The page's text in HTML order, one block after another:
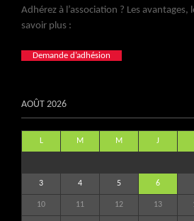
Adhérez à l’association ? Les
savoir plus :
Demande d’adhésion
AOÛT 2026
L M M J
3 4 5 6
10 11 12 13